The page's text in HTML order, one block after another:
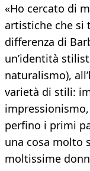
«Ho cercato di
artistiche che si
differenza di
un’identità
naturalismo),
varietà di stili:
perfino i primi
una cosa molto
moltissime